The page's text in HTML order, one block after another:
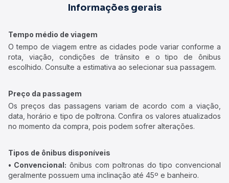
Informações gerais
Tempo médio de viagem
O tempo de viagem entre as cidades pode variar conforme a
rota, viação, condições de trânsito e o tipo de ônibus
escolhido. Consulte a estimativa ao selecionar sua passagem.
Preço da passagem
Os preços das passagens variam de acordo com a viação,
data, horário e tipo de poltrona. Confira os valores atualizados
no momento da compra, pois podem sofrer alterações.
Tipos de ônibus disponíveis
• Convencional: ônibus com poltronas do tipo convencional
geralmente possuem uma inclinação até 45º e banheiro.